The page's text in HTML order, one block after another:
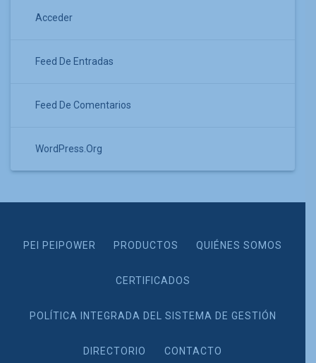
Acceder
Feed De Entradas
Feed De Comentarios
WordPress.org
PEI PEIPOWER PRODUCTOS QUIÉNES SOMOS
CERTIFICADOS
POLÍTICA INTEGRADA DEL SISTEMA DE GESTIÓN
DIRECTORIO CONTACTO